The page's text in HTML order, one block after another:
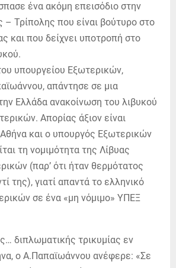
ένα ακόμη επεισόδιο στην
– Τρίπολης που είναι βούτυρο στο
και που δείχνει υποτροπή στο
υπουργείου Εξωτερικών,
απάντησε σε μια
Ελλάδα ανακοίνωση του λιβυκού
Απορίας άξιον είναι
και ο υπουργός Εξωτερικών
τη νομιμότητα της Λίβυας
(παρ’ ότι ήταν θερμότατος
της), γιατί απαντά το ελληνικό
σε ένα «μη νόμιμο» ΥΠΕΞ
διπλωματικής τρικυμίας εν
ο Α.Παπαϊωάννου ανέφερε: «Σε